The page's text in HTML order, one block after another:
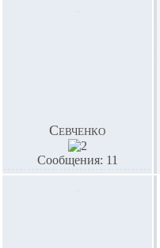
Севченко
Сообщения: 11